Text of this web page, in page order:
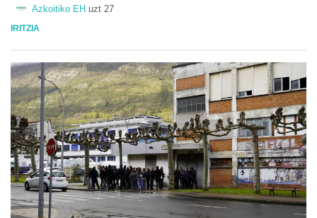
Azkoitiko EH uzt 27
IRITZIA